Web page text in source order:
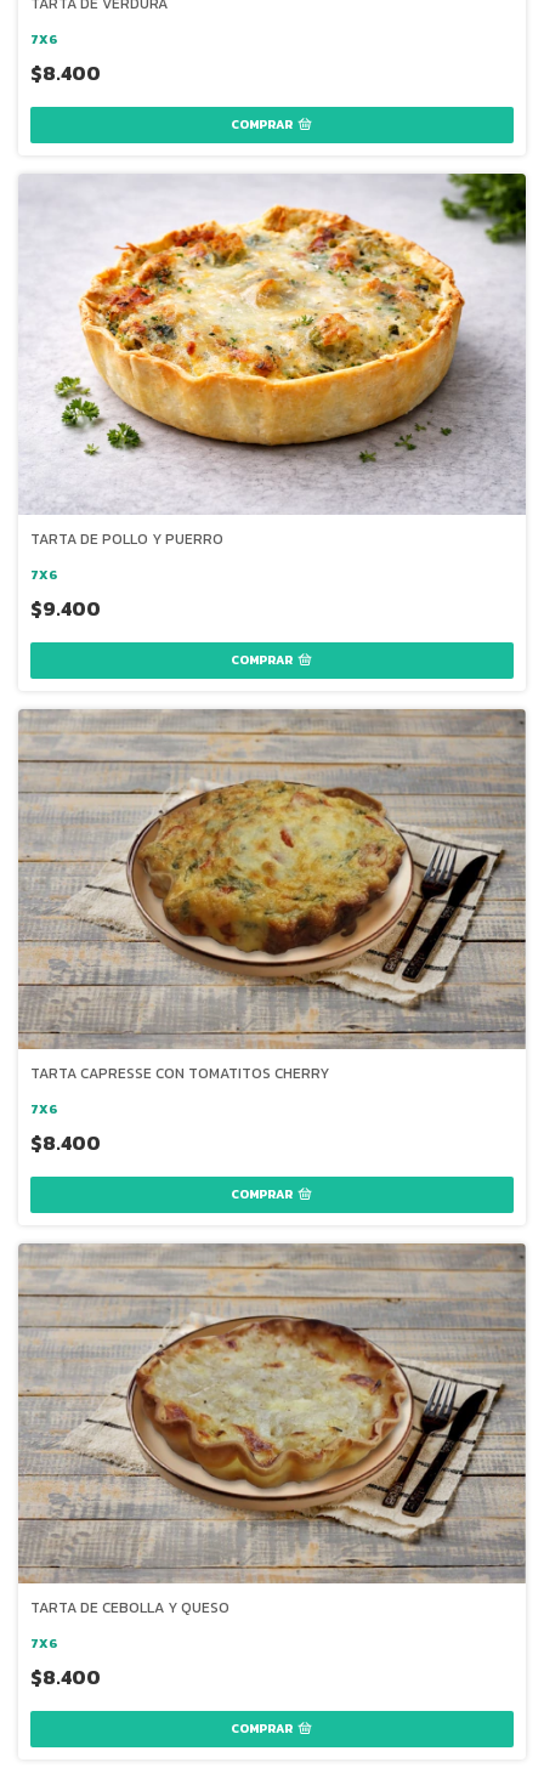
7X6
$8.400
TARTA DE POLLO Y PUERRO
7X6
$9.400
TARTA CAPRESSE CON TOMATITOS CHERRY
7X6
$8.400
TARTA DE CEBOLLA Y QUESO
7X6
$8.400